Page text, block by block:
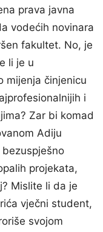
prava javna
vodećih novinara
fakultet. No, je
li je u
mijenja činjenicu
i
Zar bi komad
Adiju
projekata,
Mislite li da je
vječni student,
svojom